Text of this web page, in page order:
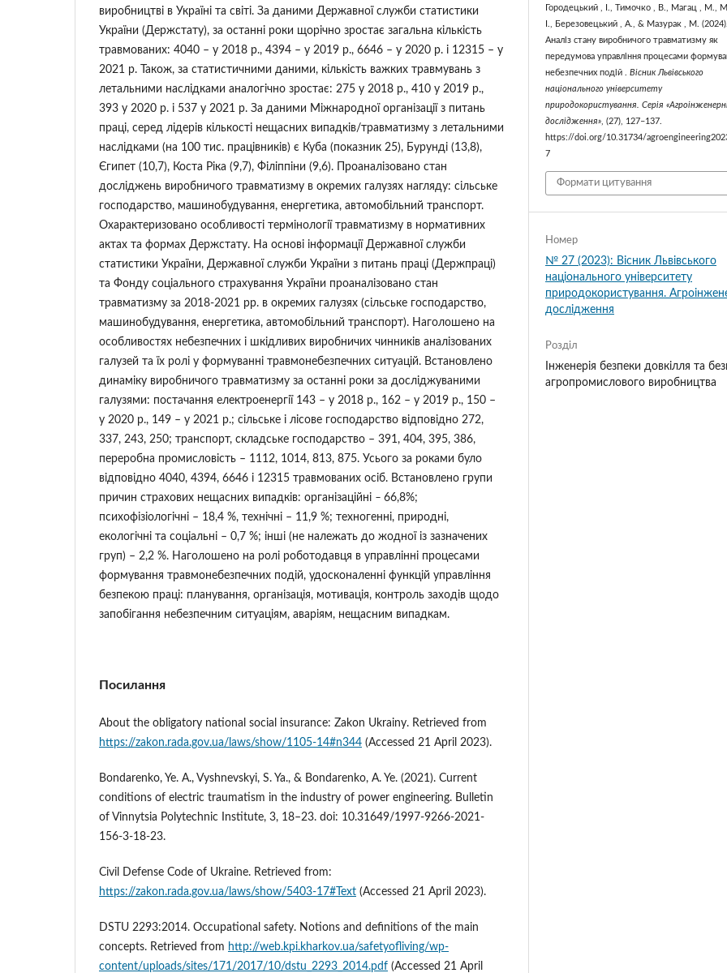
виробництві в Україні та світі. За даними Державної служби статистики
України (Держстату), за останні роки щорічно зростає загальна кількість
травмованих: 4040 – у 2018 р., 4394 – у 2019 р., 6646 – у 2020 р. і 12315 – у
2021 р. Також, за статистичними даними, кількість важких травмувань з
летальними наслідками аналогічно зростає: 275 у 2018 р., 410 у 2019 р.,
393 у 2020 р. і 537 у 2021 р. За даними Міжнародної організації з питань
праці, серед лідерів кількості нещасних випадків/травматизму з летальними
наслідками (на 100 тис. працівників) є Куба (показник 25), Бурунді (13,8),
Єгипет (10,7), Коста Ріка (9,7), Філіппіни (9,6). Проаналізовано стан
досліджень виробничого травматизму в окремих галузях нагляду: сільське
господарство, машинобудування, енергетика, автомобільний транспорт.
Охарактеризовано особливості термінології травматизму в нормативних
актах та формах Держстату. На основі інформації Державної служби
статистики України, Державної служби України з питань праці (Держпраці)
та Фонду соціального страхування України проаналізовано стан
травматизму за 2018-2021 рр. в окремих галузях (сільське господарство,
машинобудування, енергетика, автомобільний транспорт). Наголошено на
особливостях небезпечних і шкідливих виробничих чинників аналізованих
галузей та їх ролі у формуванні травмонебезпечних ситуацій. Встановлено
динаміку виробничого травматизму за останні роки за досліджуваними
галузями: постачання електроенергії 143 – у 2018 р., 162 – у 2019 р., 150 –
у 2020 р., 149 – у 2021 р.; сільське і лісове господарство відповідно 272,
337, 243, 250; транспорт, складське господарство – 391, 404, 395, 386,
переробна промисловість – 1112, 1014, 813, 875. Усього за роками було
відповідно 4040, 4394, 6646 і 12315 травмованих осіб. Встановлено групи
причин страхових нещасних випадків: організаційні – 66,8%;
психофізіологічні – 18,4 %, технічні – 11,9 %; техногенні, природні,
екологічні та соціальні – 0,7 %; інші (не належать до жодної із зазначених
груп) – 2,2 %. Наголошено на ролі роботодавця в управлінні процесами
формування травмонебезпечних подій, удосконаленні функцій управління
безпекою праці: планування, організація, мотивація, контроль заходів щодо
запобігання небезпечним ситуаціям, аваріям, нещасним випадкам.
Посилання
About the obligatory national social insurance: Zakon Ukrainy. Retrieved from
https://zakon.rada.gov.ua/laws/show/1105-14#n344 (Accessed 21 April 2023).
Bondarenko, Ye. A., Vyshnevskyi, S. Ya., & Bondarenko, A. Ye. (2021). Current
conditions of electric traumatism in the industry of power engineering. Bulletin
of Vinnytsia Polytechnic Institute, 3, 18–23. doi: 10.31649/1997-9266-2021-
156-3-18-23.
Civil Defense Code of Ukraine. Retrieved from:
https://zakon.rada.gov.ua/laws/show/5403-17#Text (Accessed 21 April 2023).
DSTU 2293:2014. Occupational safety. Notions and definitions of the main
concepts. Retrieved from http://web.kpi.kharkov.ua/safetyofliving/wp-
content/uploads/sites/171/2017/10/dstu_2293_2014.pdf (Accessed 21 April
Городецький , І., Тимочко , В., Магац , М.,
І., Березовецький , А., & Мазурак , М. (2024).
Аналіз стану виробничого травматизму як
передумова управління процесами
небезпечних подій .Вісник Львівського
національного університету
природокористування. Серія «Агроінженерні
дослідження», (27), 127–137.
https://doi.org/10.31734/
7
Формати цитування
Номер
№ 27 (2023): Вісник Львівського
національного університету
природокористування.
дослідження
Розділ
Інженерія безпеки довкілля та
агропромислового виробництва